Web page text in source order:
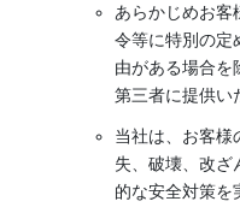
あらかじめお客
令等に特別の定
由がある場合を
第三者に提供い
当社は、お客様
失、破壊、改ざ
的な安全対策を